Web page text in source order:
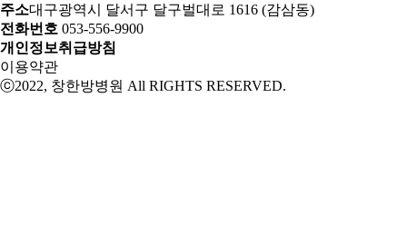
주소대구광역시 달서구 달구벌대로 1616 (감삼동)
전화번호 053-556-9900
개인정보취급방침
이용약관
ⓒ2022, 창한방병원 All RIGHTS RESERVED.